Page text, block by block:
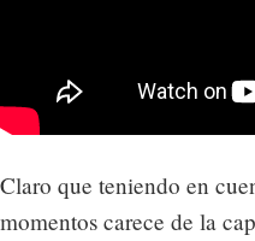
Claro que teniendo en
momentos carece de la